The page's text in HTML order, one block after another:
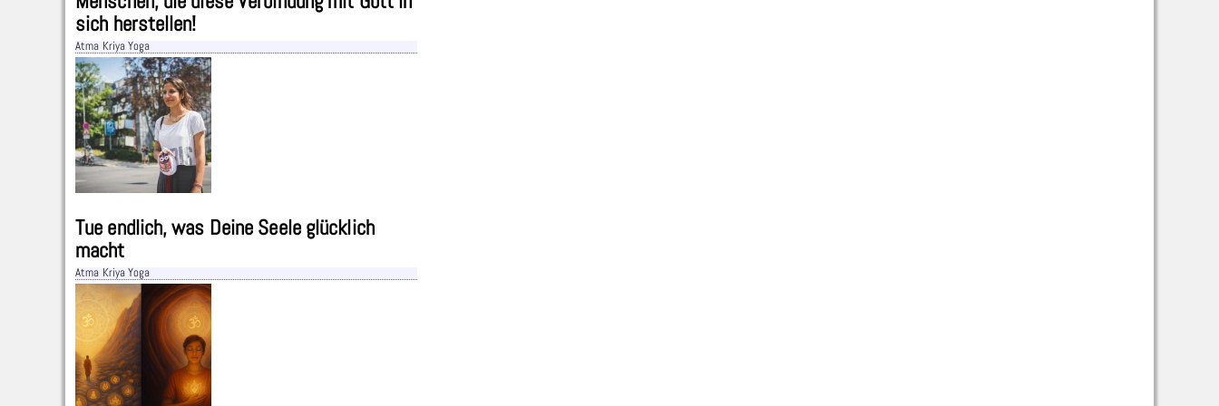
sich herstellen!
Atma Kriya Yoga
Tue endlich, was Deine Seele glücklich
macht
Atma Kriya Yoga